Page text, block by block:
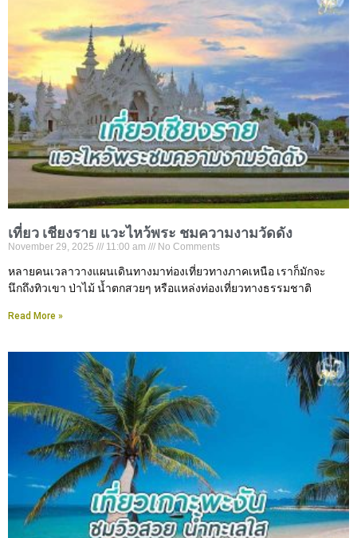
เที่ยว เชียงราย แวะไหว้พระ ชมความงามวัดดัง
November 29, 2025 11:00 am No Comments
หลายคนเวลาวางแผนเดินทางมาท่องเที่ยวทางภาคเหนือ เราก็มักจะ
นึกถึงทิวเขา ป่าไม้ น้ำตกสวยๆ หรือแหล่งท่องเที่ยวทางธรรมชาติ
Read More »